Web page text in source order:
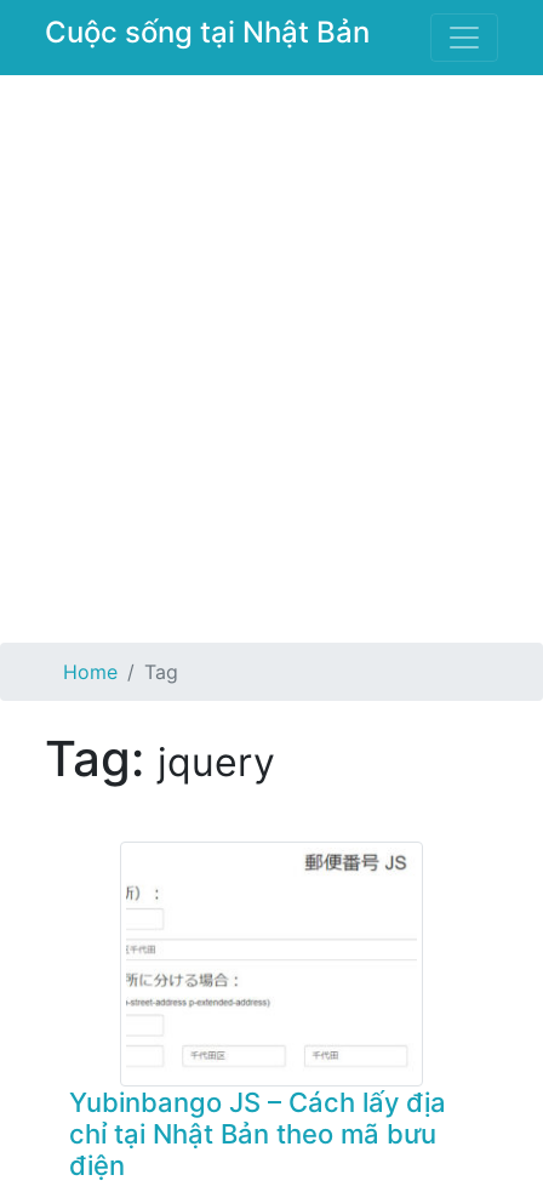
Cuộc sống tại Nhật Bản
Home Tag
Tag: jquery
Yubinbango JS – Cách lấy địa
chỉ tại Nhật Bản theo mã bưu
điện